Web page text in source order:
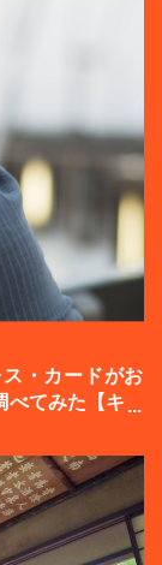
・カードがお
てみた【キャ